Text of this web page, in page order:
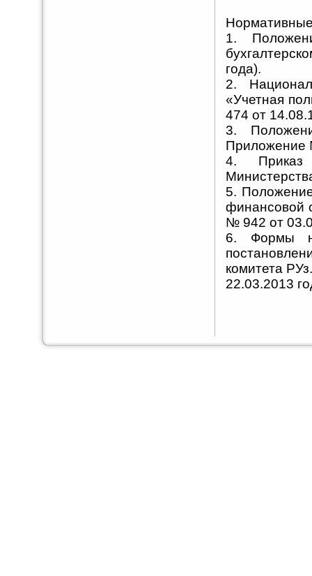
1.
года).
2.
«Учетная
474 от
3.
Приложение
4. Приказ
5.
финансовой
№ 942 от
6. Формы
комитета
22.03.2013